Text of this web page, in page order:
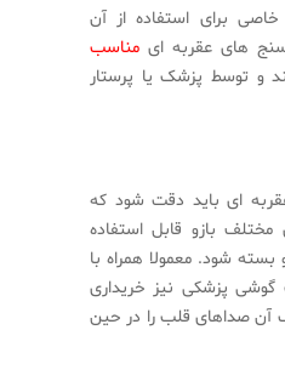
برای استفاده از آن
های عقربه ای مناسب
و توسط پزشک یا پرستار
ای باید دقت شود که
مختلف بازو قابل استفاده
بسته شود. معمولا همراه با
پزشکی نیز خریداری
صداهای قلب را در حین